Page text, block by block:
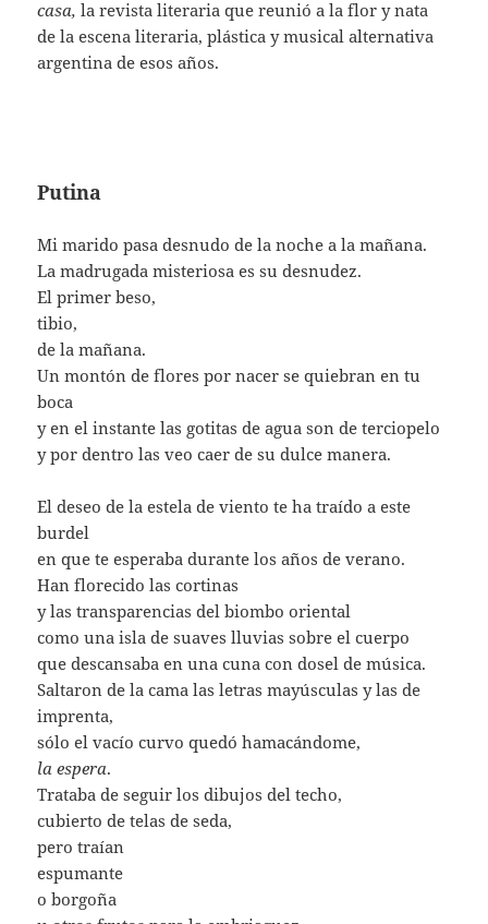
casa,la revista literaria que reunió a la flor y nata
de la escena literaria, plástica y musical alternativa
argentina de esos años.
Putina
Mi marido pasa desnudo de la noche a la mañana.
La madrugada misteriosa es su desnudez.
El primer beso,
tibio,
de la mañana.
Un montón de flores por nacer se quiebran en tu
boca
y en el instante las gotitas de agua son de terciopelo
y por dentro las veo caer de su dulce manera.
El deseo de la estela de viento te ha traído a este
burdel
en que te esperaba durante los años de verano.
Han florecido las cortinas
y las transparencias del biombo oriental
como una isla de suaves lluvias sobre el cuerpo
que descansaba en una cuna con dosel de música.
Saltaron de la cama las letras mayúsculas y las de
imprenta,
sólo el vacío curvo quedó hamacándome,
la espera.
Trataba de seguir los dibujos del techo,
cubierto de telas de seda,
pero traían
espumante
o borgoña